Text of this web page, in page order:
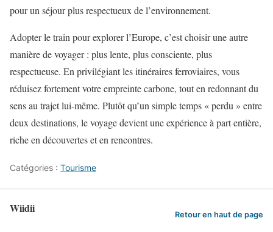
pour un séjour plus respectueux de l’environnement.
Adopter le train pour explorer l’Europe, c’est choisir une autre
manière de voyager : plus lente, plus consciente, plus
respectueuse. En privilégiant les itinéraires ferroviaires, vous
réduisez fortement votre empreinte carbone, tout en redonnant du
sens au trajet lui-même. Plutôt qu’un simple temps « perdu » entre
deux destinations, le voyage devient une expérience à part entière,
riche en découvertes et en rencontres.
Catégories : Tourisme
Wiidii Retour en haut de page